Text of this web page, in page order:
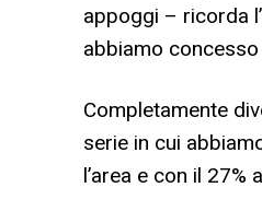
appoggi – ricorda
abbiamo
Completamente
serie in cui
l’area e con il